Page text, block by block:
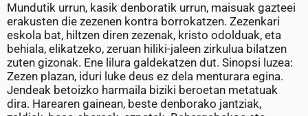
Mundutik urrun, kasik denboratik urrun, maisuak gazteei
erakusten die zezenen kontra borrokatzen. Zezenkari
eskola bat, hiltzen diren zezenak, kristo odolduak, eta
behiala, elikatzeko, zeruan hiliki-jaleen zirkulua bilatzen
zuten gizonak. Ene lilura galdekatzen dut. Sinopsi luzea:
Zezen plazan, iduri luke deus ez dela menturara egina.
Jendeak betoizko harmaila biziki beroetan metatuak
dira. Harearen gainean, beste denborako jantziak,